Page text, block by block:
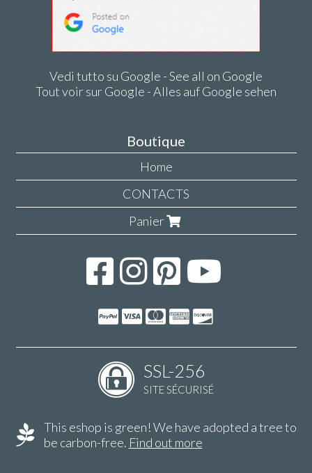
Vedi tutto su Google - See all on Google
Tout voir sur Google - Alles auf Google sehen
Boutique
Home
CONTACTS
Panier
SSL-256
SITE SÉCURISÉ
This eshop is green! We have adopted a tree to
be carbon-free. Find out more